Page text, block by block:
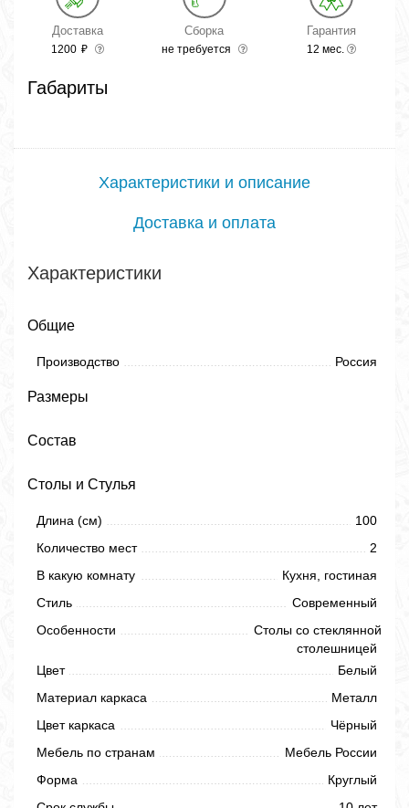
Доставка
1200 ₽
Сборка
не требуется
Гарантия
12 мес.
Габариты
Характеристики и описание
Доставка и оплата
Характеристики
Общие
Производство Россия
Размеры
Состав
Столы и Стулья
Длина (см)
100
Количество мест
2
В какую комнату
Кухня, гостиная
Стиль
Современный
Особенности
Столы со стеклянной
столешницей
Цвет
Белый
Материал каркаса
Металл
Цвет каркаса
Чёрный
Мебель по странам
Мебель России
Форма
Круглый